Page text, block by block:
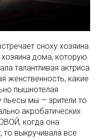
сноху хозяина
дома, которую
талантливая актриса
женственность, какие
пышнотелая
пьесы мы — зрители то
акробатических
когда она
то выкручивала все